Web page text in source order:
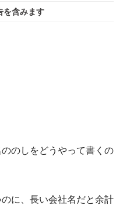
を含みます
のしをどうやって書くの
に、長い会社名だと余計